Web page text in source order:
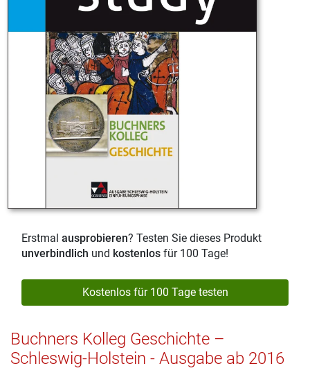
Erstmal ausprobieren? Testen Sie dieses Produkt
unverbindlich und kostenlos für 100 Tage!
Kostenlos für 100 Tage testen
Buchners Kolleg Geschichte –
Schleswig-Holstein - Ausgabe ab 2016